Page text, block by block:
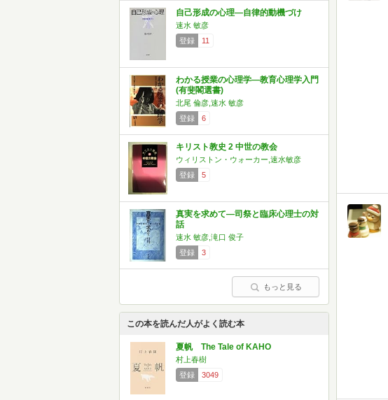
自己形成の心理―自律的動機づけ
速水 敏彦
登録
11
わかる授業の心理学―教育心理学入門
(有斐閣選書)
北尾 倫彦,速水 敏彦
登録
6
キリスト教史 2 中世の教会
ウィリストン・ウォーカー,速水敏彦
登録
5
真実を求めて―司祭と臨床心理士の対
話
速水 敏彦,滝口 俊子
登録
3
もっと見る
この本を読んだ人がよく読む本
夏帆 The Tale of KAHO
村上春樹
登録
3049